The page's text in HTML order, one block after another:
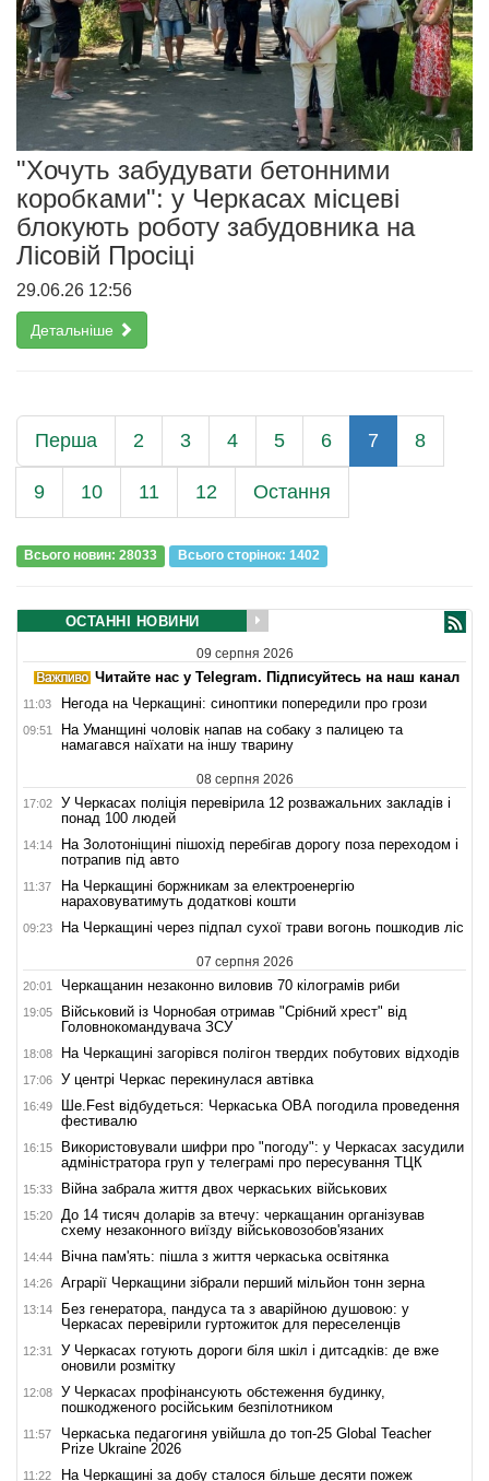
"Хочуть забудувати бетонними
коробками": у Черкасах місцеві
блокують роботу забудовника на
Лісовій Просіці
29.06.26 12:56
Детальніше
Перша 2 3 4 5 6 7 8
9 10 11 12 Остання
Всього новин: 28033 Всього сторiнок: 1402
ОСТАННІ НОВИНИ
09 серпня 2026
Читайте нас у Telegram. Підписуйтесь на наш канал
11:03 Негода на Черкащині: синоптики попередили про грози
09:51
На Уманщині чоловік напав на собаку з палицею та
намагався наїхати на іншу тварину
08 серпня 2026
17:02
У Черкасах поліція перевірила 12 розважальних закладів і
понад 100 людей
14:14
На Золотоніщині пішохід перебігав дорогу поза переходом і
потрапив під авто
11:37
На Черкащині боржникам за електроенергію
нараховуватимуть додаткові кошти
09:23 На Черкащині через підпал сухої трави вогонь пошкодив ліс
07 серпня 2026
20:01 Черкащанин незаконно виловив 70 кілограмів риби
19:05
Військовий із Чорнобая отримав "Срібний хрест" від
Головнокомандувача ЗСУ
18:08 На Черкащині загорівся полігон твердих побутових відходів
17:06 У центрі Черкас перекинулася автівка
16:49
Ше.Fest відбудеться: Черкаська ОВА погодила проведення
фестивалю
16:15
Використовували шифри про "погоду": у Черкасах засудили
адміністратора груп у телеграмі про пересування ТЦК
15:33 Війна забрала життя двох черкаських військових
15:20
До 14 тисяч доларів за втечу: черкащанин організував
схему незаконного виїзду військовозобов'язаних
14:44 Вічна пам'ять: пішла з життя черкаська освітянка
14:26 Аграрії Черкащини зібрали перший мільйон тонн зерна
13:14
Без генератора, пандуса та з аварійною душовою: у
Черкасах перевірили гуртожиток для переселенців
12:31
У Черкасах готують дороги біля шкіл і дитсадків: де вже
оновили розмітку
12:08
У Черкасах профінансують обстеження будинку,
пошкодженого російським безпілотником
11:57
Черкаська педагогиня увійшла до топ-25 Global Teacher
Prize Ukraine 2026
11:22 На Черкащині за добу сталося більше десяти пожеж